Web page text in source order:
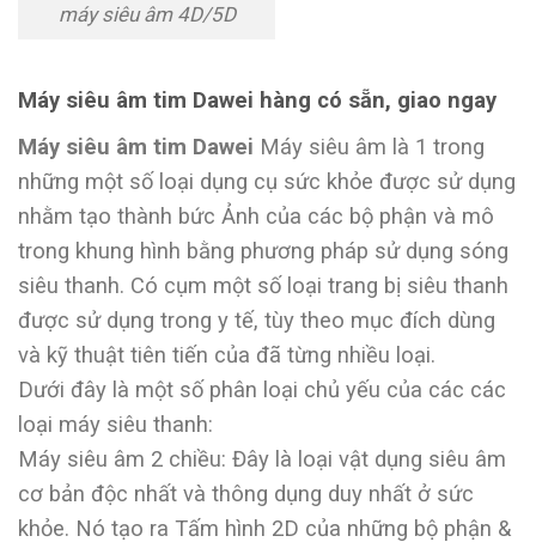
máy siêu âm 4D/5D
Máy siêu âm tim Dawei hàng có sẵn, giao ngay
Máy siêu âm tim Dawei Máy siêu âm là 1 trong
những một số loại dụng cụ sức khỏe được sử dụng
nhằm tạo thành bức Ảnh của các bộ phận và mô
trong khung hình bằng phương pháp sử dụng sóng
siêu thanh. Có cụm một số loại trang bị siêu thanh
được sử dụng trong y tế, tùy theo mục đích dùng
và kỹ thuật tiên tiến của đã từng nhiều loại.
Dưới đây là một số phân loại chủ yếu của các các
loại máy siêu thanh:
Máy siêu âm 2 chiều: Đây là loại vật dụng siêu âm
cơ bản độc nhất và thông dụng duy nhất ở sức
khỏe. Nó tạo ra Tấm hình 2D của những bộ phận &